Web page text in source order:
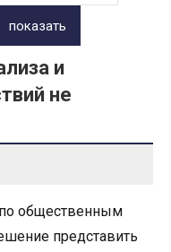
показать
и
не
по общественным
представить